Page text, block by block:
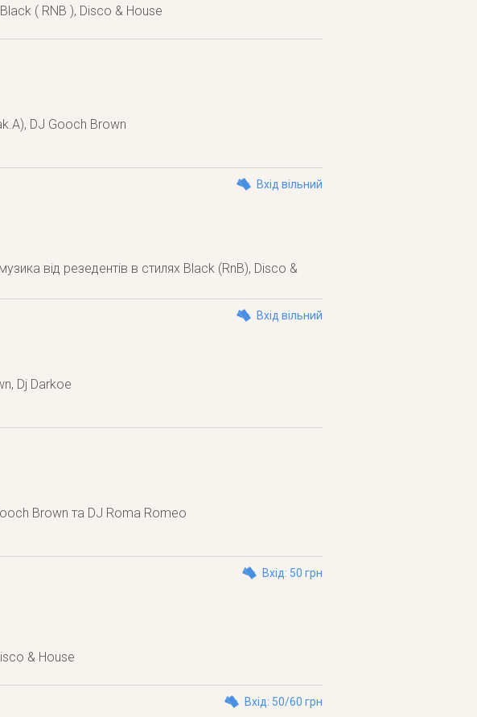
( RNB ), Disco & House
DJ Gooch Brown
Вхід вільний
від резедентів в стилях Black (RnB), Disco &
Вхід вільний
Dj Darkoe
Brown та DJ Roma Romeo
Вхід: 50 грн
& House
Вхід: 50/60 грн